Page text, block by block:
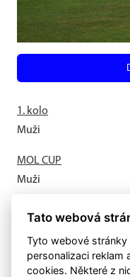
1. kolo
Muži
MOL CUP
Muži
Letní příprava
Tato webová
Tyto webové
personalizaci reklam
cookies. Některé z